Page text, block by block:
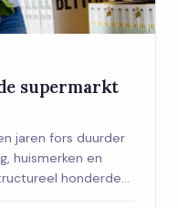
supermarkt
jaren fors duurder
huismerken en
honderden